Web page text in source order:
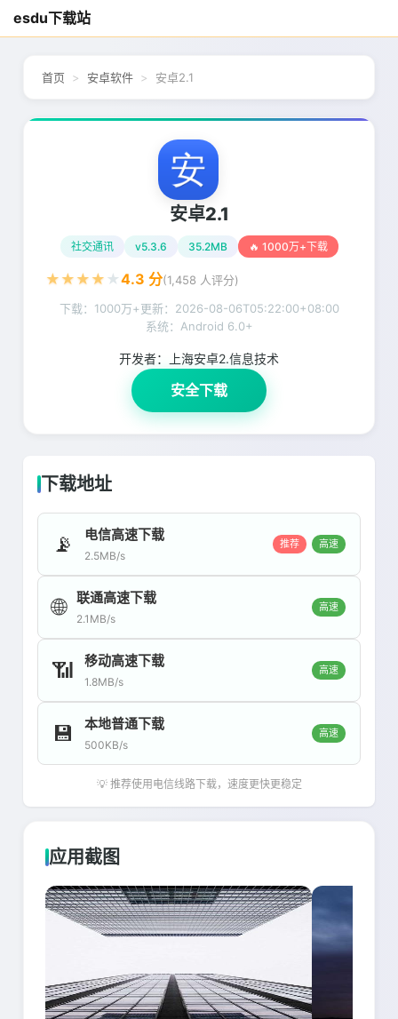
esdu下载站
首页 安卓软件 安卓2.1
安卓2.1
社交通讯 v5.3.6 35.2MB 🔥 1000万+下载
★ ★ ★ ★ ★4.3 分(1,458 人评分)
下载：1000万+更新： 2026-08-06T05:22:00+08:00
系统：Android 6.0+
开发者： 上海安卓2.信息技术
安全下载
下载地址
📡 电信高速下载
2.5MB/s
推荐 高速
🌐 联通高速下载
2.1MB/s
高速
📶 移动高速下载
1.8MB/s
高速
💾 本地普通下载
500KB/s
高速
💡 推荐使用电信线路下载，速度更快更稳定
应用截图